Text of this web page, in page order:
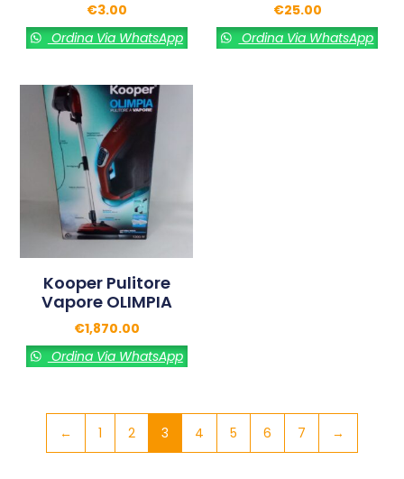
€3.00
Ordina Via WhatsApp
€25.00
Ordina Via WhatsApp
Kooper Pulitore
Vapore OLIMPIA
€1,870.00
Ordina Via WhatsApp
← 1 2 3 4 5 6 7 →